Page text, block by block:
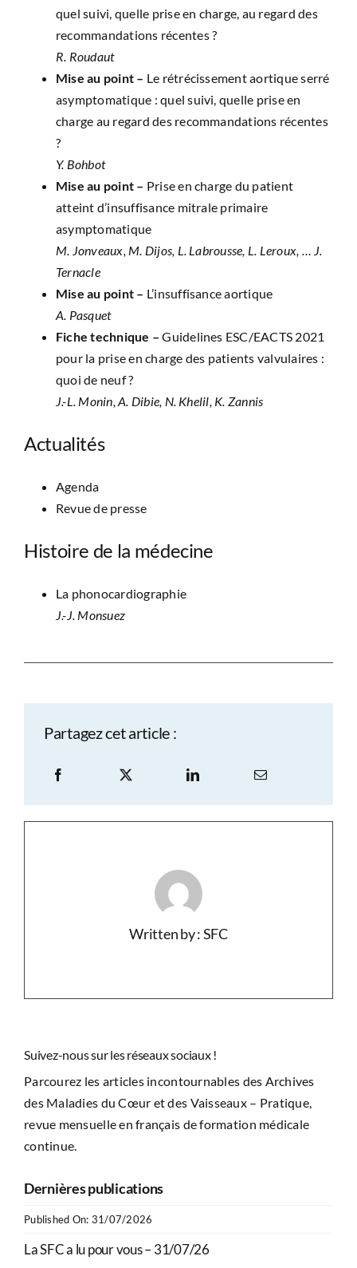
Suivez-nous sur les réseaux sociaux !
Parcourez les articles incontournables des Archives
des Maladies du Cœur et des Vaisseaux – Pratique,
revue mensuelle en français de formation médicale
continue.
Dernières publications
Published On: 31/07/2026
La SFC a lu pour vous – 31/07/26
quel suivi, quelle prise en charge, au regard des
recommandations récentes ?
R. Roudaut
Mise au point – Le rétrécissement aortique serré
asymptomatique : quel suivi, quelle prise en
charge au regard des recommandations récentes
?
Y. Bohbot
Mise au point – Prise en charge du patient
atteint d’insuffisance mitrale primaire
asymptomatique
M. Jonveaux, M. Dijos, L. Labrousse, L. Leroux, … J.
Ternacle
Mise au point – L’insuffisance aortique
A. Pasquet
Fiche technique – Guidelines ESC/EACTS 2021
pour la prise en charge des patients valvulaires :
quoi de neuf ?
J.-L. Monin, A. Dibie, N. Khelil, K. Zannis
Actualités
Agenda
Revue de presse
Histoire de la médecine
La phonocardiographie
J.-J. Monsuez
Partagez cet article :
Written by : SFC